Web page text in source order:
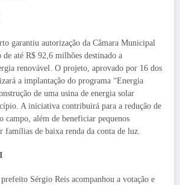
garantiu autorização da Câmara Municipal
até R$ 92,6 milhões destinado a
renovável. O projeto, aprovado por 16 dos
a implantação do programa “Energia
de uma usina de energia solar
A iniciativa contribuirá para a redução de
campo, além de beneficiar pequenos
famílias de baixa renda da conta de luz.
Sérgio Reis acompanhou a votação e